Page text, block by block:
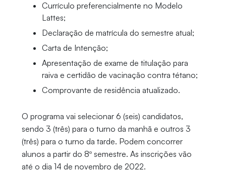
Currículo preferencialmente no Modelo
Lattes;
Declaração de matrícula do semestre atual;
Carta de Intenção;
Apresentação de exame de titulação para
raiva e certidão de vacinação contra tétano;
Comprovante de residência atualizado.
O programa vai selecionar 6 (seis) candidatos,
sendo 3 (três) para o turno da manhã e outros 3
(três) para o turno da tarde. Podem concorrer
alunos a partir do 8º semestre. As inscrições vão
até o dia 14 de novembro de 2022.